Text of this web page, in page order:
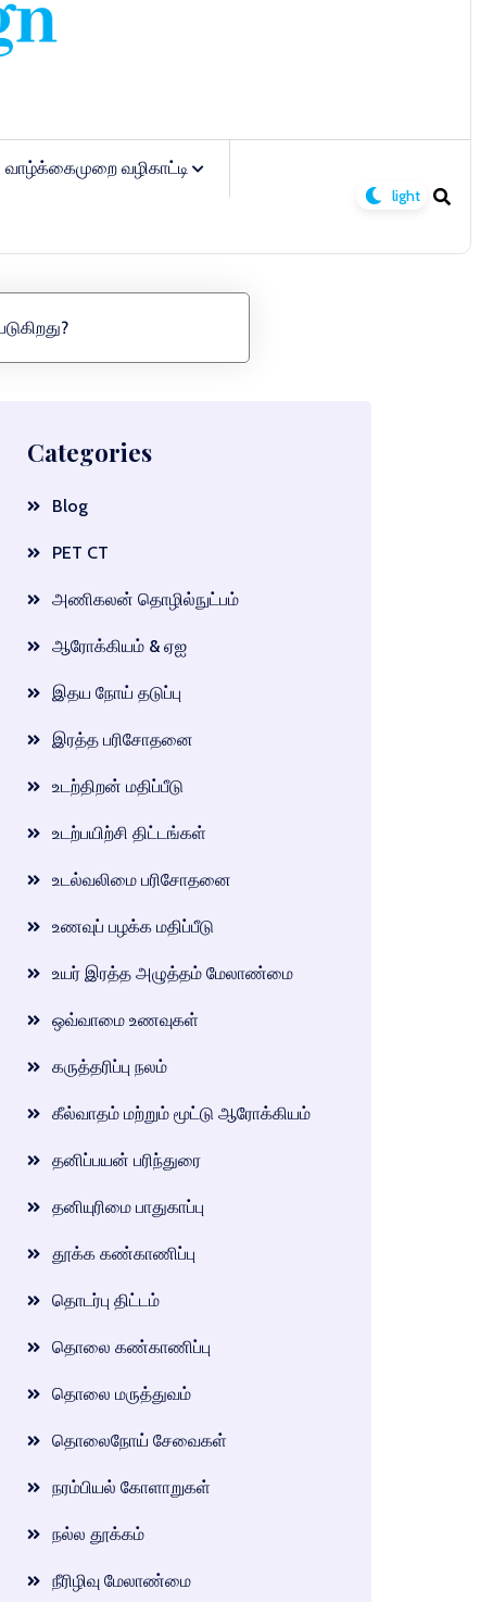
வாழ்க்கைமுறை வழிகாட்டி
Categories
Blog
PET CT
அணிகலன் தொழில்நுட்பம்
ஆரோக்கியம் & ஏஐ
இதய நோய் தடுப்பு
இரத்த பரிசோதனை
உடற்திறன் மதிப்பீடு
உடற்பயிற்சி திட்டங்கள்
உடல்வலிமை பரிசோதனை
உணவுப் பழக்க மதிப்பீடு
உயர் இரத்த அழுத்தம் மேலாண்மை
ஒவ்வாமை உணவுகள்
கருத்தரிப்பு நலம்
கீல்வாதம் மற்றும் மூட்டு ஆரோக்கியம்
தனிப்பயன் பரிந்துரை
தனியுரிமை பாதுகாப்பு
தூக்க கண்காணிப்பு
தொடர்பு திட்டம்
தொலை கண்காணிப்பு
தொலை மருத்துவம்
தொலைநோய் சேவைகள்
நரம்பியல் கோளாறுகள்
நல்ல தூக்கம்
நீரிழிவு மேலாண்மை